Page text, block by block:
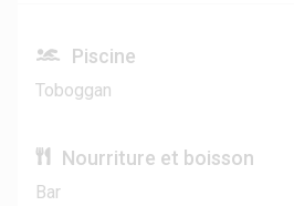
Piscine
Toboggan
Nourriture et boisson
Bar